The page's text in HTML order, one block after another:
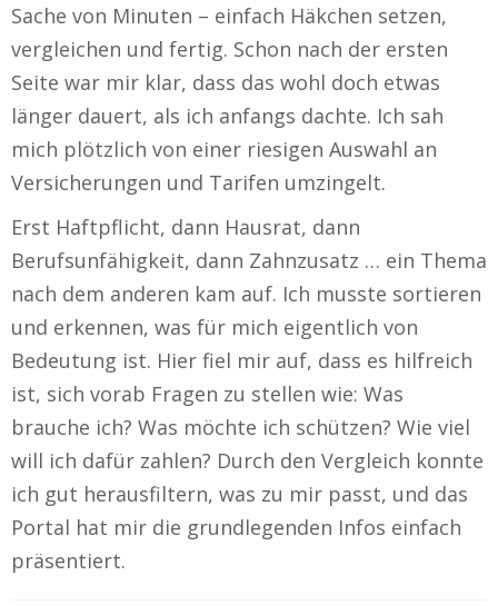
Sache von Minuten – einfach Häkchen setzen,
vergleichen und fertig. Schon nach der ersten
Seite war mir klar, dass das wohl doch etwas
länger dauert, als ich anfangs dachte. Ich sah
mich plötzlich von einer riesigen Auswahl an
Versicherungen und Tarifen umzingelt.
Erst Haftpflicht, dann Hausrat, dann
Berufsunfähigkeit, dann Zahnzusatz … ein Thema
nach dem anderen kam auf. Ich musste sortieren
und erkennen, was für mich eigentlich von
Bedeutung ist. Hier fiel mir auf, dass es hilfreich
ist, sich vorab Fragen zu stellen wie: Was
brauche ich? Was möchte ich schützen? Wie viel
will ich dafür zahlen? Durch den Vergleich konnte
ich gut herausfiltern, was zu mir passt, und das
Portal hat mir die grundlegenden Infos einfach
präsentiert.